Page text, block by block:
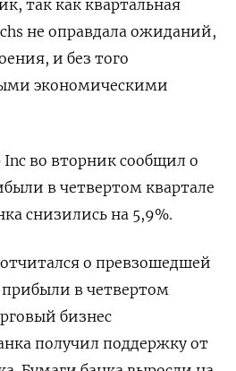
так как квартальная
не оправдала ожиданий,
и без того
экономическими
Inc во вторник сообщил о
в четвертом квартале
снизились на 5,9%.
о превзошедшей
в четвертом
бизнес
получил поддержку от